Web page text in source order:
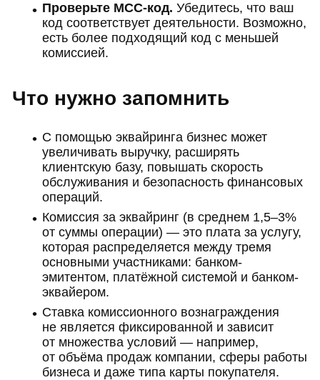
Проверьте MCC-код. Убедитесь, что ваш
код соответствует деятельности. Возможно,
есть более подходящий код с меньшей
комиссией.
Что нужно запомнить
С помощью эквайринга бизнес может
увеличивать выручку, расширять
клиентскую базу, повышать скорость
обслуживания и безопасность финансовых
операций.
Комиссия за эквайринг (в среднем 1,5–3%
от суммы операции) — это плата за услугу,
которая распределяется между тремя
основными участниками: банком-
эмитентом, платёжной системой и банком-
эквайером.
Ставка комиссионного вознаграждения
не является фиксированной и зависит
от множества условий — например,
от объёма продаж компании, сферы работы
бизнеса и даже типа карты покупателя.